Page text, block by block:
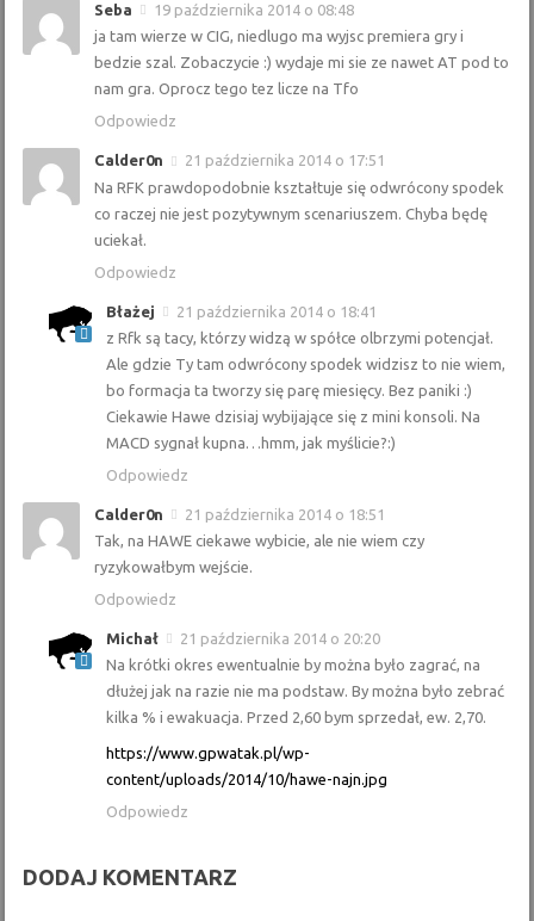
Seba
19 października 2014 o 08:48
ja tam wierze w CIG, niedlugo ma wyjsc premiera gry i
bedzie szal. Zobaczycie :) wydaje mi sie ze nawet AT pod to
nam gra. Oprocz tego tez licze na Tfo
Odpowiedz
Calder0n
21 października 2014 o 17:51
Na RFK prawdopodobnie kształtuje się odwrócony spodek
co raczej nie jest pozytywnym scenariuszem. Chyba będę
uciekał.
Odpowiedz
Błażej
21 października 2014 o 18:41
z Rfk są tacy, którzy widzą w spółce olbrzymi potencjał.
Ale gdzie Ty tam odwrócony spodek widzisz to nie wiem,
bo formacja ta tworzy się parę miesięcy. Bez paniki :)
Ciekawie Hawe dzisiaj wybijające się z mini konsoli. Na
MACD sygnał kupna…hmm, jak myślicie?:)
Odpowiedz
Calder0n
21 października 2014 o 18:51
Tak, na HAWE ciekawe wybicie, ale nie wiem czy
ryzykowałbym wejście.
Odpowiedz
Michał
21 października 2014 o 20:20
Na krótki okres ewentualnie by można było zagrać, na
dłużej jak na razie nie ma podstaw. By można było zebrać
kilka % i ewakuacja. Przed 2,60 bym sprzedał, ew. 2,70.
https://www.gpwatak.pl/wp-
content/uploads/2014/10/hawe-najn.jpg
Odpowiedz
DODAJ KOMENTARZ